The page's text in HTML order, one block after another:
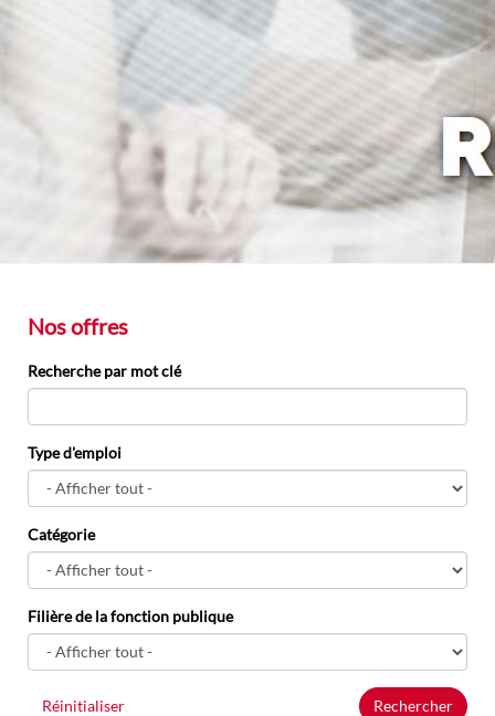
Nos offres
Recherche par mot clé
Type d'emploi
Catégorie
Filière de la fonction publique
Rechercher
Réinitialiser